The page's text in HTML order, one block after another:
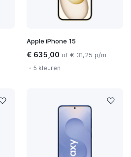
Apple iPhone 15
€ 635,00 of € 31,25 p/m
5 kleuren